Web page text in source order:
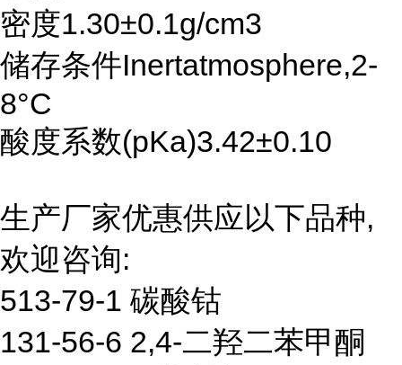
密度1.30±0.1g/cm3
储存条件Inertatmosphere,2-
8°C
酸度系数(pKa)3.42±0.10
生产厂家优惠供应以下品种,
欢迎咨询:
513-79-1 碳酸钴
131-56-6 2,4-二羟二苯甲酮